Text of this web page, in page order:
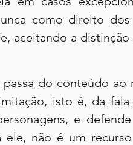
como direito dos
aceitando a
do conteúdo
isto é, da
e
ele, não é um